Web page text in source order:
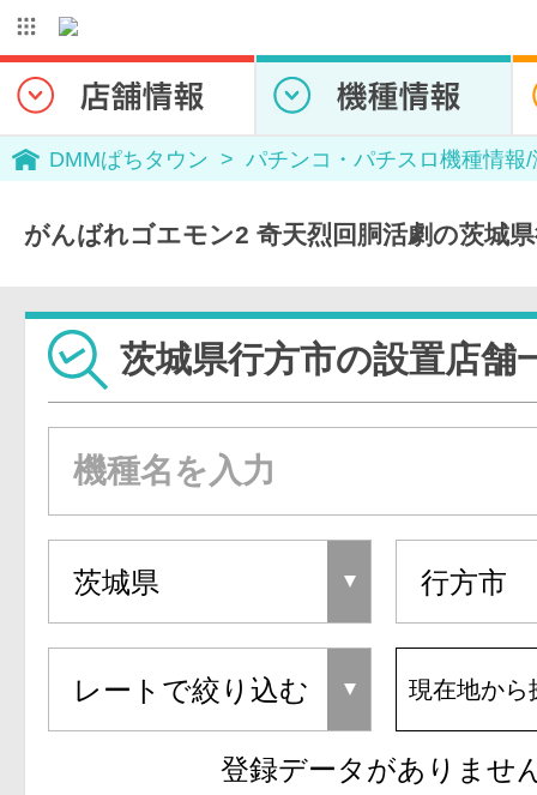
DMMぱちタウン パチンコ・パチスロ機種情報
がんばれゴエモン2 奇天烈回胴活劇の茨城
茨城県行方市の設置店舗
現在地から
登録データがありませ